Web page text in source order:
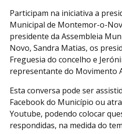
Participam na iniciativa a
Municipal de Montemor-o-
presidente da Assembleia
Novo, Sandra Matias, os
Freguesia do concelho e
representante do Movimento
Esta conversa pode ser
Facebook do Município ou
Youtube, podendo colocar
respondidas, na medida do